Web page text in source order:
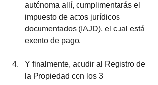
autónoma allí, cumplimentarás el
impuesto de actos jurídicos
documentados (IAJD), el cual está
exento de pago.
Y finalmente, acudir al Registro de
la Propiedad con los 3